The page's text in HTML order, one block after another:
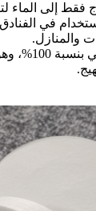
فقط إلى الماء
في
والمنازل.
إنه قابل